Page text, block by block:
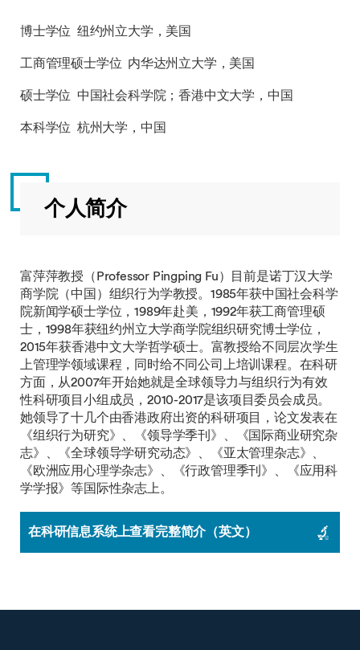
博士学位 纽约州立大学，美国
工商管理硕士学位 内华达州立大学，美国
硕士学位 中国社会科学院；香港中文大学，中国
本科学位 杭州大学，中国
个人简介
富萍萍教授（Professor Pingping Fu）目前是诺丁汉大学
商学院（中国）组织行为学教授。1985年获中国社会科学
院新闻学硕士学位，1989年赴美，1992年获工商管理硕
士，1998年获纽约州立大学商学院组织研究博士学位，
2015年获香港中文大学哲学硕士。富教授给不同层次学生
上管理学领域课程，同时给不同公司上培训课程。在科研
方面，从2007年开始她就是全球领导力与组织行为有效
性科研项目小组成员，2010-2017是该项目委员会成员。
她领导了十几个由香港政府出资的科研项目，论文发表在
《组织行为研究》、《领导学季刊》、《国际商业研究杂
志》、《全球领导学研究动态》、《亚太管理杂志》、
《欧洲应用心理学杂志》、《行政管理季刊》、《应用科
学学报》等国际性杂志上。
在科研信息系统上查看完整简介（英文）